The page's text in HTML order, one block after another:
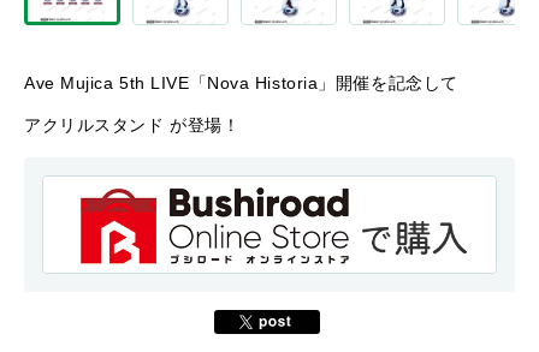
Ave Mujica 5th LIVE「Nova Historia」開催を記念して
アクリルスタンド が登場！